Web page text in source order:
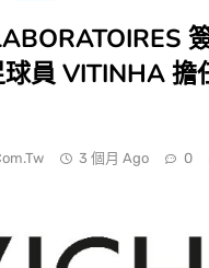
球員 VITINHA 擔
3 個月 Ago 0